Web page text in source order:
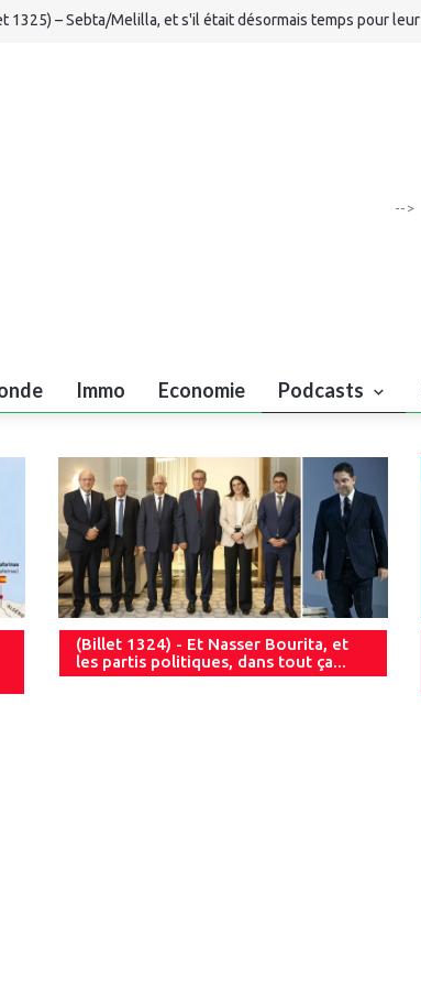
1325) – Sebta/Melilla, et s'il était désormais temps pour leur
-->
Immo Economie Podcasts
(Billet 1324) - Et Nasser Bourita, et
les partis politiques, dans tout ça...